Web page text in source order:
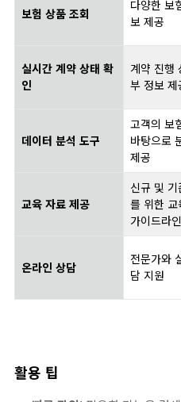
보험 상품 조회
다양한 보
보 제공
실시간 계약 상태 확
인
계약 진행
부 정보 제
데이터 분석 도구
고객의 보
바탕으로
제공
교육 자료 제공
신규 및
를 위한
가이드라
온라인 상담
전문가와
담 지원
활용 팁